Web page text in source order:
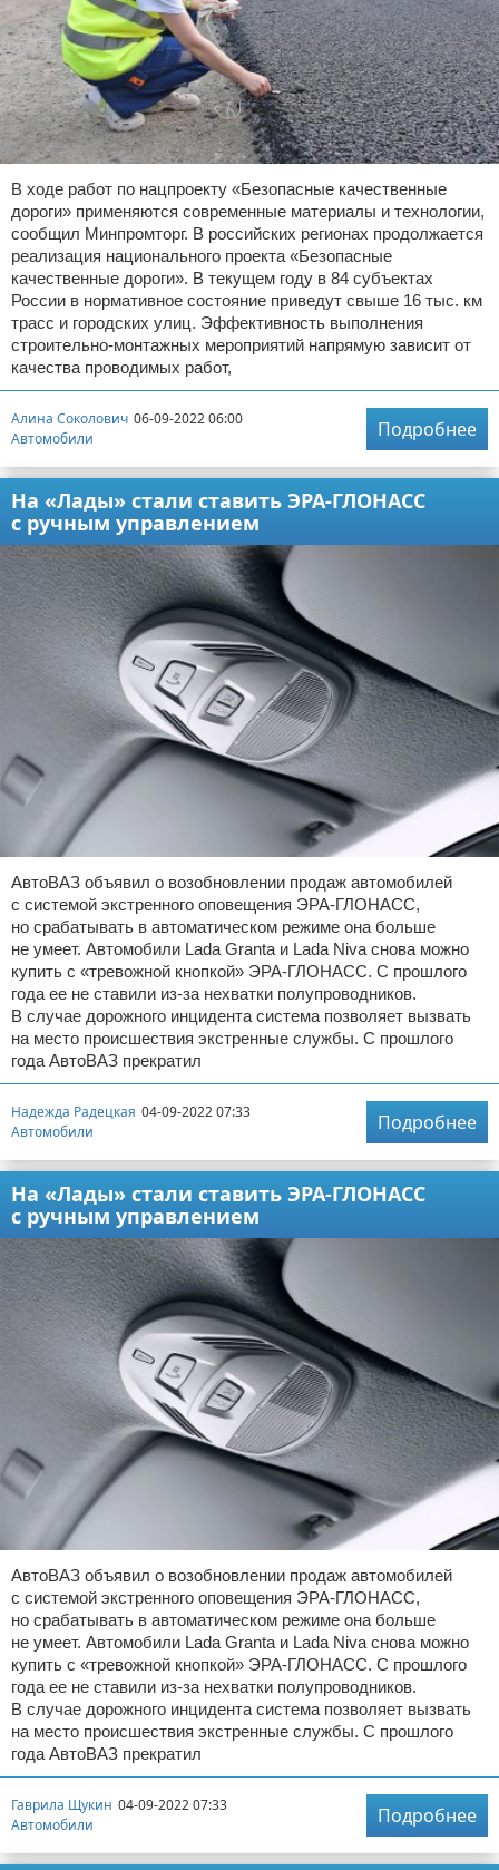
В ходе работ по нацпроекту «Безопасные качественные
дороги» применяются современные материалы и технологии,
сообщил Минпромторг. В российских регионах продолжается
реализация национального проекта «Безопасные
качественные дороги». В текущем году в 84 субъектах
России в нормативное состояние приведут свыше 16 тыс. км
трасс и городских улиц. Эффективность выполнения
строительно-монтажных мероприятий напрямую зависит от
качества проводимых работ,
Алина Соколович 06-09-2022 06:00
Автомобили
Подробнее
На «Лады» стали ставить ЭРА-ГЛОНАСС
с ручным управлением
АвтоВАЗ объявил о возобновлении продаж автомобилей
с системой экстренного оповещения ЭРА-ГЛОНАСС,
но срабатывать в автоматическом режиме она больше
не умеет. Автомобили Lada Granta и Lada Niva снова можно
купить с «тревожной кнопкой» ЭРА-ГЛОНАСС. С прошлого
года ее не ставили из-за нехватки полупроводников.
В случае дорожного инцидента система позволяет вызвать
на место происшествия экстренные службы. С прошлого
года АвтоВАЗ прекратил
Надежда Радецкая 04-09-2022 07:33
Автомобили
Подробнее
На «Лады» стали ставить ЭРА-ГЛОНАСС
с ручным управлением
АвтоВАЗ объявил о возобновлении продаж автомобилей
с системой экстренного оповещения ЭРА-ГЛОНАСС,
но срабатывать в автоматическом режиме она больше
не умеет. Автомобили Lada Granta и Lada Niva снова можно
купить с «тревожной кнопкой» ЭРА-ГЛОНАСС. С прошлого
года ее не ставили из-за нехватки полупроводников.
В случае дорожного инцидента система позволяет вызвать
на место происшествия экстренные службы. С прошлого
года АвтоВАЗ прекратил
Гаврила Щукин 04-09-2022 07:33
Автомобили
Подробнее